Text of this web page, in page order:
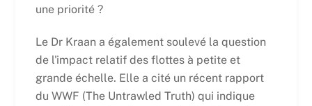
une priorité ?
Le Dr Kraan a également soulevé la question
de l'impact relatif des flottes à petite et
grande échelle. Elle a cité un récent rapport
du WWF (The Untrawled Truth) qui indique